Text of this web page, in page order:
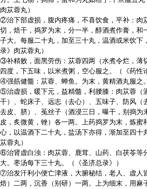
肉苁蓉丸）
②治下部虚损，腹内疼痛，不喜饮食，平补：肉
切，焙干，捣罗为末，分一半，醇酒煮作膏，和
子大。每服二十丸，加至三十丸，温酒或米饮下
录》肉苁蓉丸）
③补精败，面黑劳伤：苁蓉四两（水煮令烂，薄
四度，下五味，以米煮粥，空心服之。（《药性
④强筋健髓：苁蓉、蝉鱼。为末，黄精酒丸服之
⑤治虚损，暖下元，益精髓，利腰膝：肉苁蓉（
干）、蛇床子、远志（去心）、五味子、防风（
去皮、脐）、菟丝子（酒浸三日，曝干，别捣为
皮，炙微黄，锉）各一两。上药捣罗为末，炼蜜
心，以温酒下二十丸，盐汤下亦得，渐加至四十
苁蓉丸）
⑥治肾虚白浊：肉苁蓉、鹿茸、山药、白茯苓等
大。枣汤每下三十丸。（《圣济总录》）
⑦治发汗利小便亡津液，大腑秘结，老人、虚人
焙）二两，沉香（别研）一两。上为细末，用麻